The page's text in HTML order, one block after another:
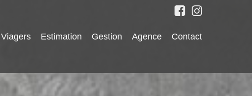
Viagers Estimation Gestion Agence Contact